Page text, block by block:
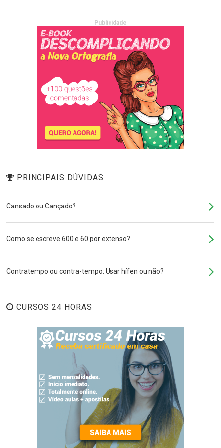
Publicidade
PRINCIPAIS DÚVIDAS
Cansado ou Cançado?
Como se escreve 600 e 60 por extenso?
Contratempo ou contra-tempo: Usar hífen ou não?
CURSOS 24 HORAS